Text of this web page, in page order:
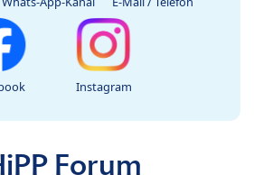
Instagram
Forum